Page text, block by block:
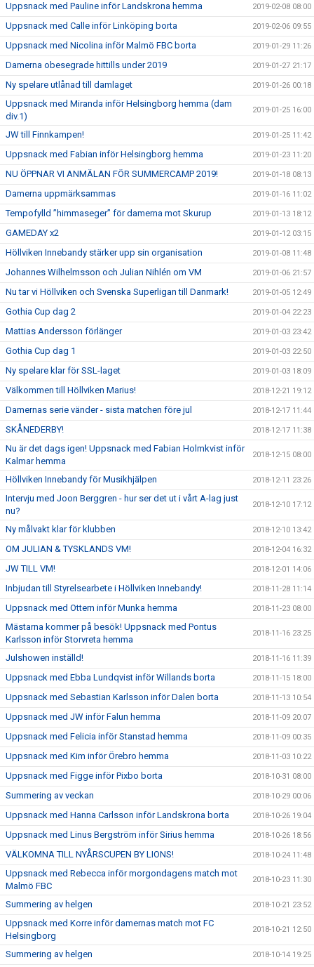
Uppsnack med Pauline inför Landskrona hemma 2019-02-08 08:00
Uppsnack med Calle inför Linköping borta 2019-02-06 09:55
Uppsnack med Nicolina inför Malmö FBC borta 2019-01-29 11:26
Damerna obesegrade hittills under 2019 2019-01-27 21:17
Ny spelare utlånad till damlaget 2019-01-26 00:18
Uppsnack med Miranda inför Helsingborg hemma (dam
div.1)
2019-01-25 16:00
JW till Finnkampen! 2019-01-25 11:42
Uppsnack med Fabian inför Helsingborg hemma 2019-01-23 11:20
NU ÖPPNAR VI ANMÄLAN FÖR SUMMERCAMP 2019! 2019-01-18 08:13
Damerna uppmärksammas 2019-01-16 11:02
Tempofylld ”himmaseger” för damerna mot Skurup 2019-01-13 18:12
GAMEDAY x2 2019-01-12 03:15
Höllviken Innebandy stärker upp sin organisation 2019-01-08 11:48
Johannes Wilhelmsson och Julian Nihlén om VM 2019-01-06 21:57
Nu tar vi Höllviken och Svenska Superligan till Danmark! 2019-01-05 12:49
Gothia Cup dag 2 2019-01-04 22:23
Mattias Andersson förlänger 2019-01-03 23:42
Gothia Cup dag 1 2019-01-03 22:50
Ny spelare klar för SSL-laget 2019-01-03 18:09
Välkommen till Höllviken Marius! 2018-12-21 19:12
Damernas serie vänder - sista matchen före jul 2018-12-17 11:44
SKÅNEDERBY! 2018-12-17 11:38
Nu är det dags igen! Uppsnack med Fabian Holmkvist inför
Kalmar hemma
2018-12-15 08:00
Höllviken Innebandy för Musikhjälpen 2018-12-11 23:26
Intervju med Joon Berggren - hur ser det ut i vårt A-lag just
nu?
2018-12-10 17:12
Ny målvakt klar för klubben 2018-12-10 13:42
OM JULIAN & TYSKLANDS VM! 2018-12-04 16:32
JW TILL VM! 2018-12-01 14:06
Inbjudan till Styrelsearbete i Höllviken Innebandy! 2018-11-28 11:14
Uppsnack med Ottern inför Munka hemma 2018-11-23 08:00
Mästarna kommer på besök! Uppsnack med Pontus
Karlsson inför Storvreta hemma
2018-11-16 23:25
Julshowen inställd! 2018-11-16 11:39
Uppsnack med Ebba Lundqvist inför Willands borta 2018-11-15 18:00
Uppsnack med Sebastian Karlsson inför Dalen borta 2018-11-13 10:54
Uppsnack med JW inför Falun hemma 2018-11-09 20:07
Uppsnack med Felicia inför Stanstad hemma 2018-11-09 00:35
Uppsnack med Kim inför Örebro hemma 2018-11-03 10:22
Uppsnack med Figge inför Pixbo borta 2018-10-31 08:00
Summering av veckan 2018-10-29 00:06
Uppsnack med Hanna Carlsson inför Landskrona borta 2018-10-26 19:04
Uppsnack med Linus Bergström inför Sirius hemma 2018-10-26 18:56
VÄLKOMNA TILL NYÅRSCUPEN BY LIONS! 2018-10-24 11:48
Uppsnack med Rebecca inför morgondagens match mot
Malmö FBC
2018-10-23 11:30
Summering av helgen 2018-10-21 23:52
Uppsnack med Korre inför damernas match mot FC
Helsingborg
2018-10-21 12:50
Summering av helgen 2018-10-14 19:25